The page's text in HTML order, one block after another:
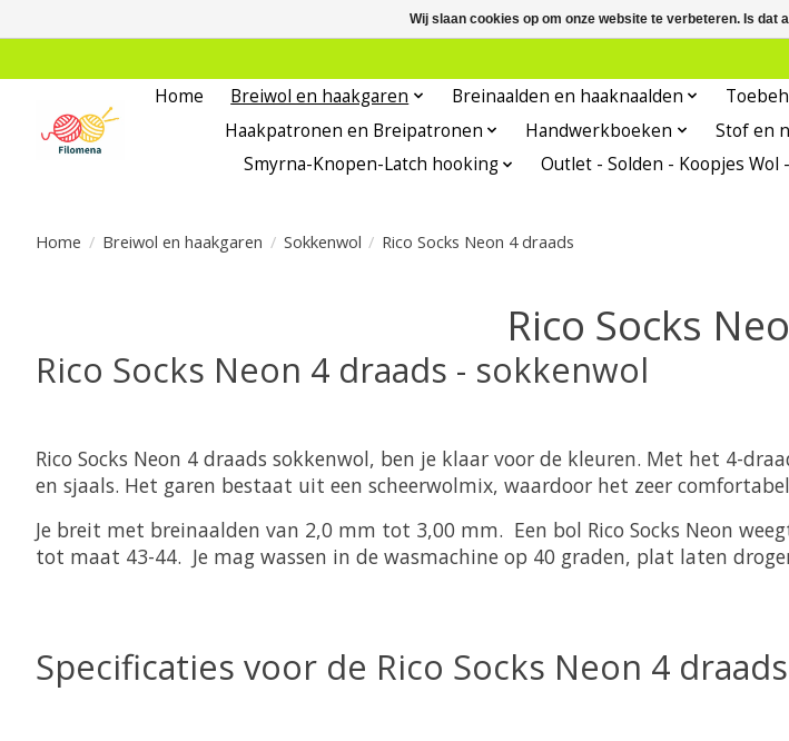
Home Breiwol en haakgaren Breinaalden en haaknaalden
Haakpatronen en Breipatronen
Handwerkboeken Stof en
Smyrna-Knopen-Latch hooking
Outlet - Solden - Koopjes Wol
Home / Breiwol en haakgaren / Sokkenwol / Rico Socks Neon 4 draads
Rico Socks
Rico Socks Neon 4 draads - sokkenwol
Rico Socks Neon 4 draads sokkenwol, ben je klaar voor de kleuren. Met het 4-
en sjaals. Het garen bestaat uit een scheerwolmix, waardoor het zeer
Je breit met breinaalden van 2,0 mm tot 3,00 mm. Een bol Rico Socks Neon
tot maat 43-44. Je mag wassen in de wasmachine op 40 graden, plat laten
Specificaties voor de Rico Socks Neon 4
Wij slaan cookies op om onze website te verbeteren. Is dat